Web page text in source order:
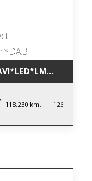
118.230 km, 126